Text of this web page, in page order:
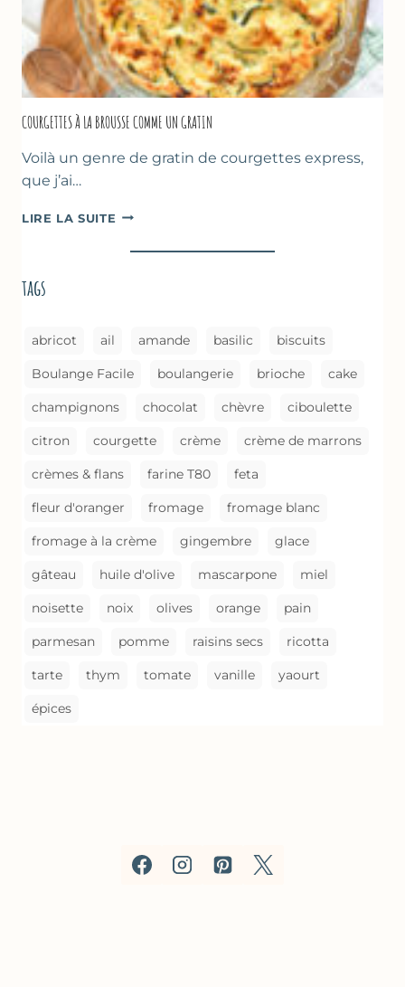
FOUR
COURGETTES À LA BROUSSE COMME UN GRATIN
Voilà un genre de gratin de courgettes express,
que j’ai…
LIRE LA SUITE COURGETTES
LA
tags
abricot ail amande basilic biscuits
Boulange Facile boulangerie brioche cake
champignons chocolat chèvre ciboulette
citron courgette crème crème de marrons
crèmes & flans farine T80 feta
fleur d'oranger fromage fromage blanc
fromage à la crème gingembre glace
gâteau huile d'olive mascarpone miel
noisette noix olives orange pain
parmesan pomme raisins secs ricotta
tarte thym tomate vanille yaourt
épices